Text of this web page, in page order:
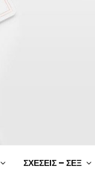
ΣΧΕΣΕΙΣ – ΣΕΞ